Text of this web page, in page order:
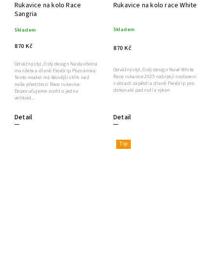
Rukavice na kolo Race
Sangria
Skladem
870 Kč
Detail
Odvážný styl, čistý design Nastavitelná
manžeta a dlaně FlexGrip Poznámka:
Tento model má těsnější střih než
naše předchozí Race rukavice.
Doporučujeme zvolit o jednu
velikost...
Rukavice na kolo race White
Skladem
870 Kč
Detail
Odvážný styl, čistý design Nové White
Race rukavice 2025 nabízejí nastavení
v oblasti zápěstí a dlaně FlexGrip pro
dokonalé padnutí a výkon
Tip